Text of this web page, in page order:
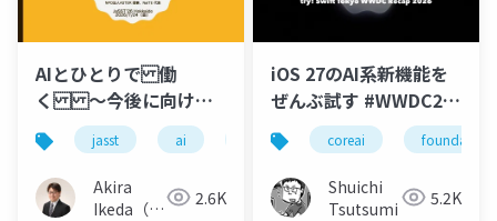
AIとひとりで 働
く 〜今後に向け
た， わたしの現在地
と みんなの論点〜
jasst ai フリーランス 伴走
Akira
Ikeda（ク
2.6K
iOS 27のAI系新機能を
ぜんぶ試す #WWDC26
#tryswift
coreai
Shuichi
Tsutsumi
5.2K